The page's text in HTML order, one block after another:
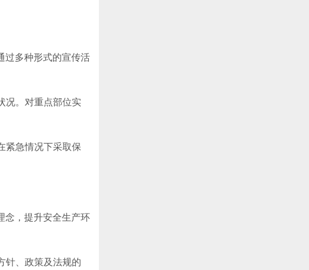
过多种形式的宣传活
况。对重点部位实
紧急情况下采取保
念，提升安全生产环
针、政策及法规的